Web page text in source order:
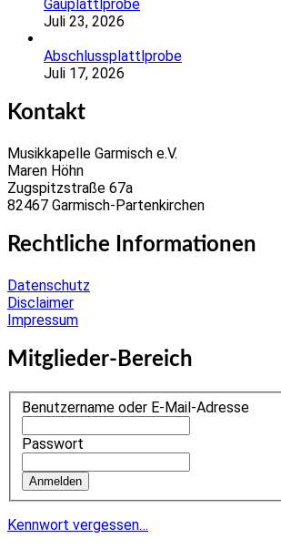
Gauplattlprobe
Juli 23, 2026
Abschlussplattlprobe
Juli 17, 2026
Kontakt
Musikkapelle Garmisch e.V.
Maren Höhn
Zugspitzstraße 67a
82467 Garmisch-Partenkirchen
Rechtliche Informationen
Datenschutz
Disclaimer
Impressum
Mitglieder-Bereich
Benutzername oder E-Mail-Adresse
Passwort
Kennwort vergessen…